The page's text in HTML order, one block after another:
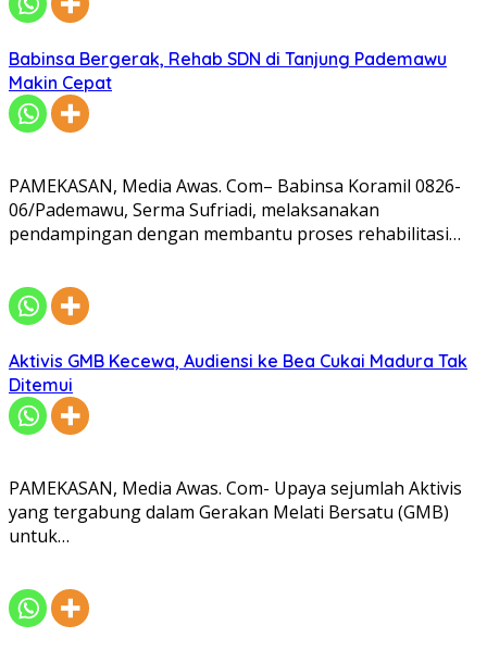
Babinsa Bergerak, Rehab SDN di Tanjung Pademawu
Makin Cepat
PAMEKASAN, Media Awas. Com– Babinsa Koramil 0826-
06/Pademawu, Serma Sufriadi, melaksanakan
pendampingan dengan membantu proses rehabilitasi…
Aktivis GMB Kecewa, Audiensi ke Bea Cukai Madura Tak
Ditemui
PAMEKASAN, Media Awas. Com- Upaya sejumlah Aktivis
yang tergabung dalam Gerakan Melati Bersatu (GMB)
untuk…